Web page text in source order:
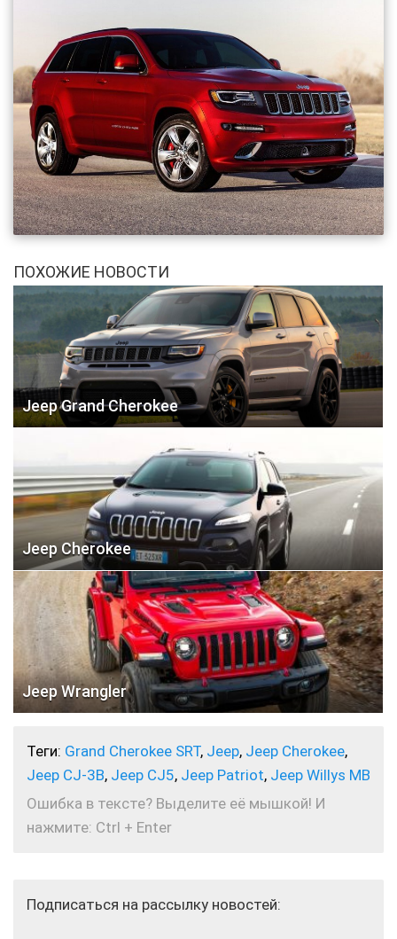
ПОХОЖИЕ НОВОСТИ
Jeep Grand Cherokee
Jeep Cherokee
Jeep Wrangler
Теги: Grand Cherokee SRT, Jeep, Jeep Cherokee,
Jeep CJ-3B, Jeep CJ5, Jeep Patriot, Jeep Willys MB
Ошибка в тексте? Выделите её мышкой! И
нажмите: Ctrl + Enter
Подписаться на рассылку новостей: